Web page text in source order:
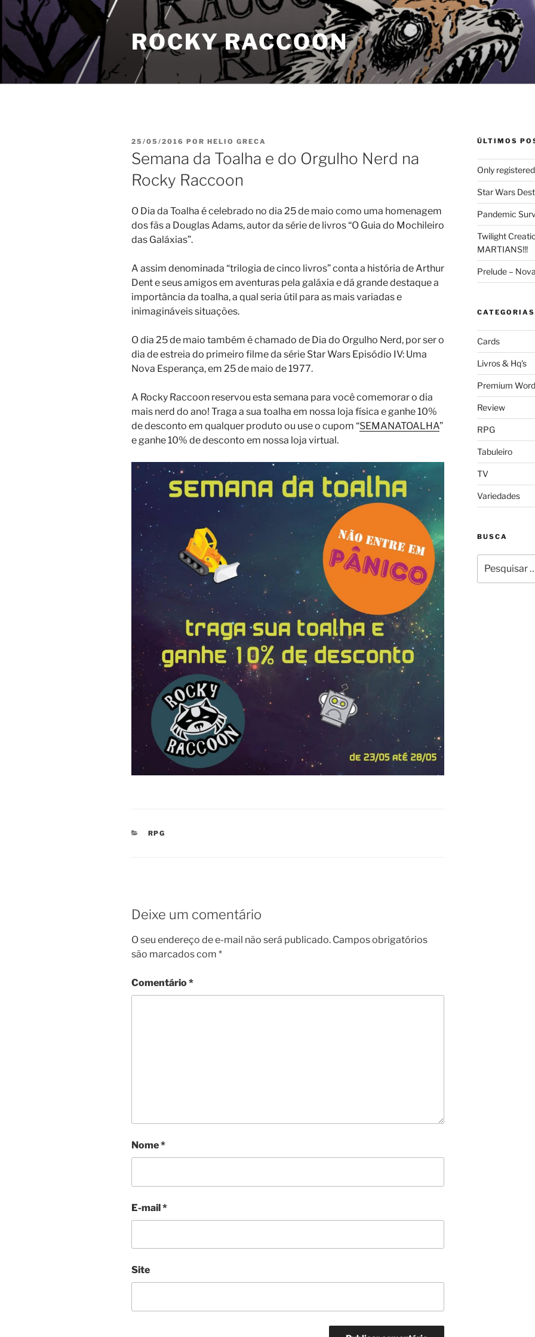
Pular
para
conteúdo
ROCKY RACCOON
PUBLICADO
EM
25/05/2016 POR HELIO GRECA
Semana da Toalha e do Orgulho Nerd na
Rocky Raccoon
O Dia da Toalha é celebrado no dia 25 de maio como uma homenagem
dos fãs a Douglas Adams, autor da série de livros “O Guia do Mochileiro
das Galáxias”.
A assim denominada “trilogia de cinco livros” conta a história de Arthur
Dent e seus amigos em aventuras pela galáxia e dá grande destaque a
importância da toalha, a qual seria útil para as mais variadas e
inimagináveis situações.
O dia 25 de maio também é chamado de Dia do Orgulho Nerd, por ser o
dia de estreia do primeiro filme da série Star Wars Episódio IV: Uma
Nova Esperança, em 25 de maio de 1977.
A Rocky Raccoon reservou esta semana para você comemorar o dia
mais nerd do ano! Traga a sua toalha em nossa loja física e ganhe 10%
de desconto em qualquer produto ou use o cupom “SEMANATOALHA”
e ganhe 10% de desconto em nossa loja virtual.
CATEGORIAS
RPG
Deixe um comentário
O seu endereço de e-mail não será publicado. Campos obrigatórios
são marcados com *
Comentário*
Nome*
E-mail*
Site
ÚLTIMOS
Only
Star Wars
Pandemic
Twilight
MARTIANS!!!
Prelude –
CATEGORIAS
Cards
Livros & Hq's
Premium
Review
RPG
Tabuleiro
TV
Variedades
BUSCA
por: